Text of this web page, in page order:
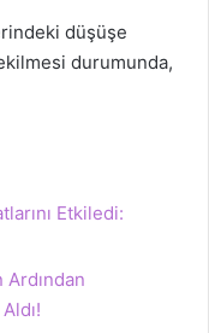
düşüşe
durumunda,
Etkiledi: